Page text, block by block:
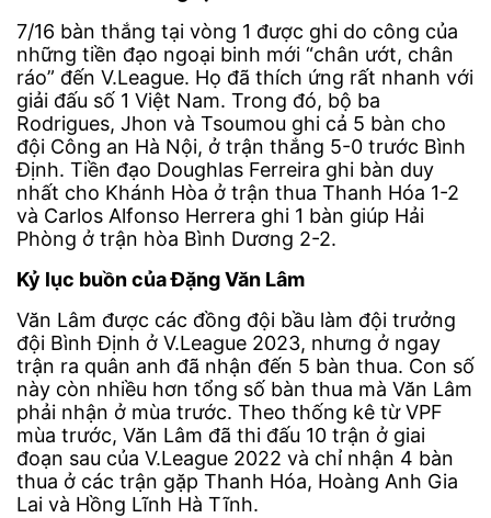
7/16 bàn thắng tại vòng 1 được ghi do công của
những tiền đạo ngoại binh mới “chân ướt, chân
ráo” đến V.League. Họ đã thích ứng rất nhanh với
giải đấu số 1 Việt Nam. Trong đó, bộ ba
Rodrigues, Jhon và Tsoumou ghi cả 5 bàn cho
đội Công an Hà Nội, ở trận thắng 5-0 trước Bình
Định. Tiền đạo Doughlas Ferreira ghi bàn duy
nhất cho Khánh Hòa ở trận thua Thanh Hóa 1-2
và Carlos Alfonso Herrera ghi 1 bàn giúp Hải
Phòng ở trận hòa Bình Dương 2-2.
Kỷ lục buồn của Đặng Văn Lâm
Văn Lâm được các đồng đội bầu làm đội trưởng
đội Bình Định ở V.League 2023, nhưng ở ngay
trận ra quân anh đã nhận đến 5 bàn thua. Con số
này còn nhiều hơn tổng số bàn thua mà Văn Lâm
phải nhận ở mùa trước. Theo thống kê từ VPF
mùa trước, Văn Lâm đã thi đấu 10 trận ở giai
đoạn sau của V.League 2022 và chỉ nhận 4 bàn
thua ở các trận gặp Thanh Hóa, Hoàng Anh Gia
Lai và Hồng Lĩnh Hà Tĩnh.